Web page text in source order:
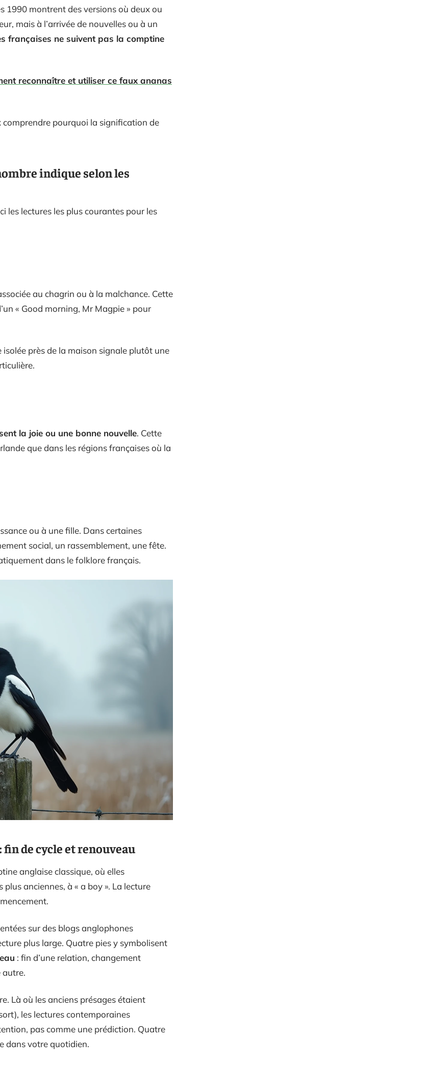
1990 montrent des versions où deux ou
mais à l’arrivée de nouvelles ou à un
françaises ne suivent pas la comptine
reconnaître et utiliser ce faux ananas
pourquoi la signification de
indique selon les
les lectures les plus courantes pour les
au chagrin ou à la malchance. Cette
« Good morning, Mr Magpie » pour
près de la maison signale plutôt une
la joie ou une bonne nouvelle. Cette
que dans les régions françaises où la
ou à une fille. Dans certaines
social, un rassemblement, une fête.
dans le folklore français.
de cycle et renouveau
anglaise classique, où elles
anciennes, à « a boy ». La lecture
sur des blogs anglophones
plus large. Quatre pies y symbolisent
: fin d’une relation, changement
autre.
Là où les anciens présages étaient
les lectures contemporaines
pas comme une prédiction. Quatre
dans votre quotidien.